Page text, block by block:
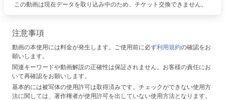
この動画は現在データを取り込み中のため、チケット交換できません。
注意事項
動画の本使用には料金が発生します。ご使用前に必ず利用規約の確認をお
願いします。
関連キーワードや動画解説の正確性は保証されません。お客様の責任にお
いて再確認をお願いします。
基本的には被写体の使用許可は取得済みです。チェックができない使用方
法に関しては、著作権者が使用許可を出していない使用方法となります。